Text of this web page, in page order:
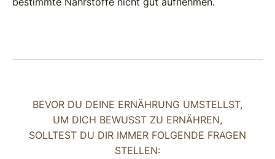
BEVOR DU DEINE ERNÄHRUNG UMSTELLST,
UM DICH BEWUSST ZU ERNÄHREN,
SOLLTEST DU DIR IMMER FOLGENDE FRAGEN
STELLEN: